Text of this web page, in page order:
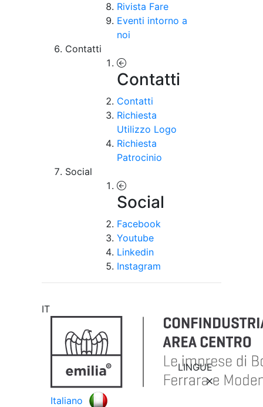
Rivista Fare
Eventi intorno a
noi
Contatti
Contatti
Contatti
Richiesta
Utilizzo Logo
Richiesta
Patrocinio
Social
Social
Facebook
Youtube
Linkedin
Instagram
IT
LINGUE
Italiano